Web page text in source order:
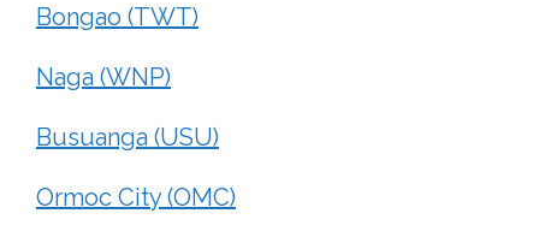
Bongao (TWT)
Naga (WNP)
Busuanga (USU)
Ormoc City (OMC)